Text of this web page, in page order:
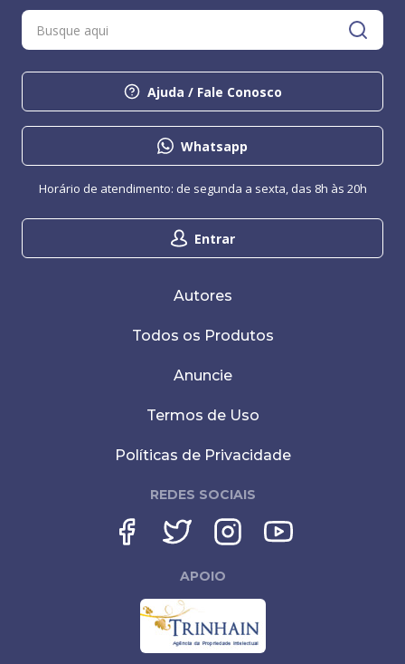
Ajuda / Fale Conosco
Whatsapp
Entrar
Horário de atendimento: de segunda a sexta, das 8h às 20h
Autores
Todos os Produtos
Anuncie
Termos de Uso
Políticas de Privacidade
REDES SOCIAIS
APOIO